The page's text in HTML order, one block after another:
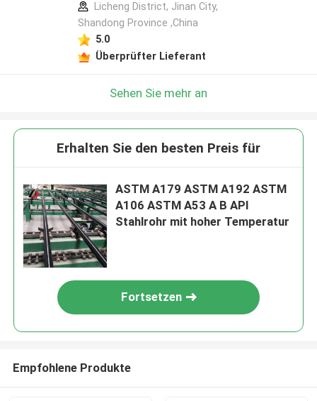
Licheng District, Jinan City,
Shandong Province ,China
5.0
Überprüfter Lieferant
Sehen Sie mehr an
Erhalten Sie den besten Preis für
ASTM A179 ASTM A192 ASTM
A106 ASTM A53 A B API
Stahlrohr mit hoher Temperatur
Fortsetzen
Empfohlene Produkte